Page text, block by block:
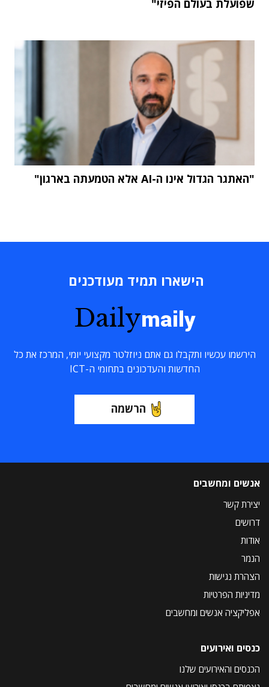
שפועלת בעולם הפיזי"
"האתגר הגדול אינו ה-AI אלא הטמעתה בארגון"
הישארו תמיד מעודכנים
Dailymaily
הירשמו עכשיו ותקבלו גם אתם ניוזלטר מקצועי יומי, המרכז את כל
החדשות והעדכונים בתחומי ה-ICT
הרשמה
אנשים ומחשבים
יצירת קשר
דרושים
אודות
הנמר
הצהרת נגישות
מדיניות הפרטיות
אפליקציה אנשים ומחשבים
כנסים ואירועים
הכנסים והאירועים שלנו